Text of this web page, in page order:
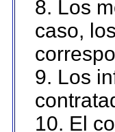
8. Los
caso,
9. Los
10. El